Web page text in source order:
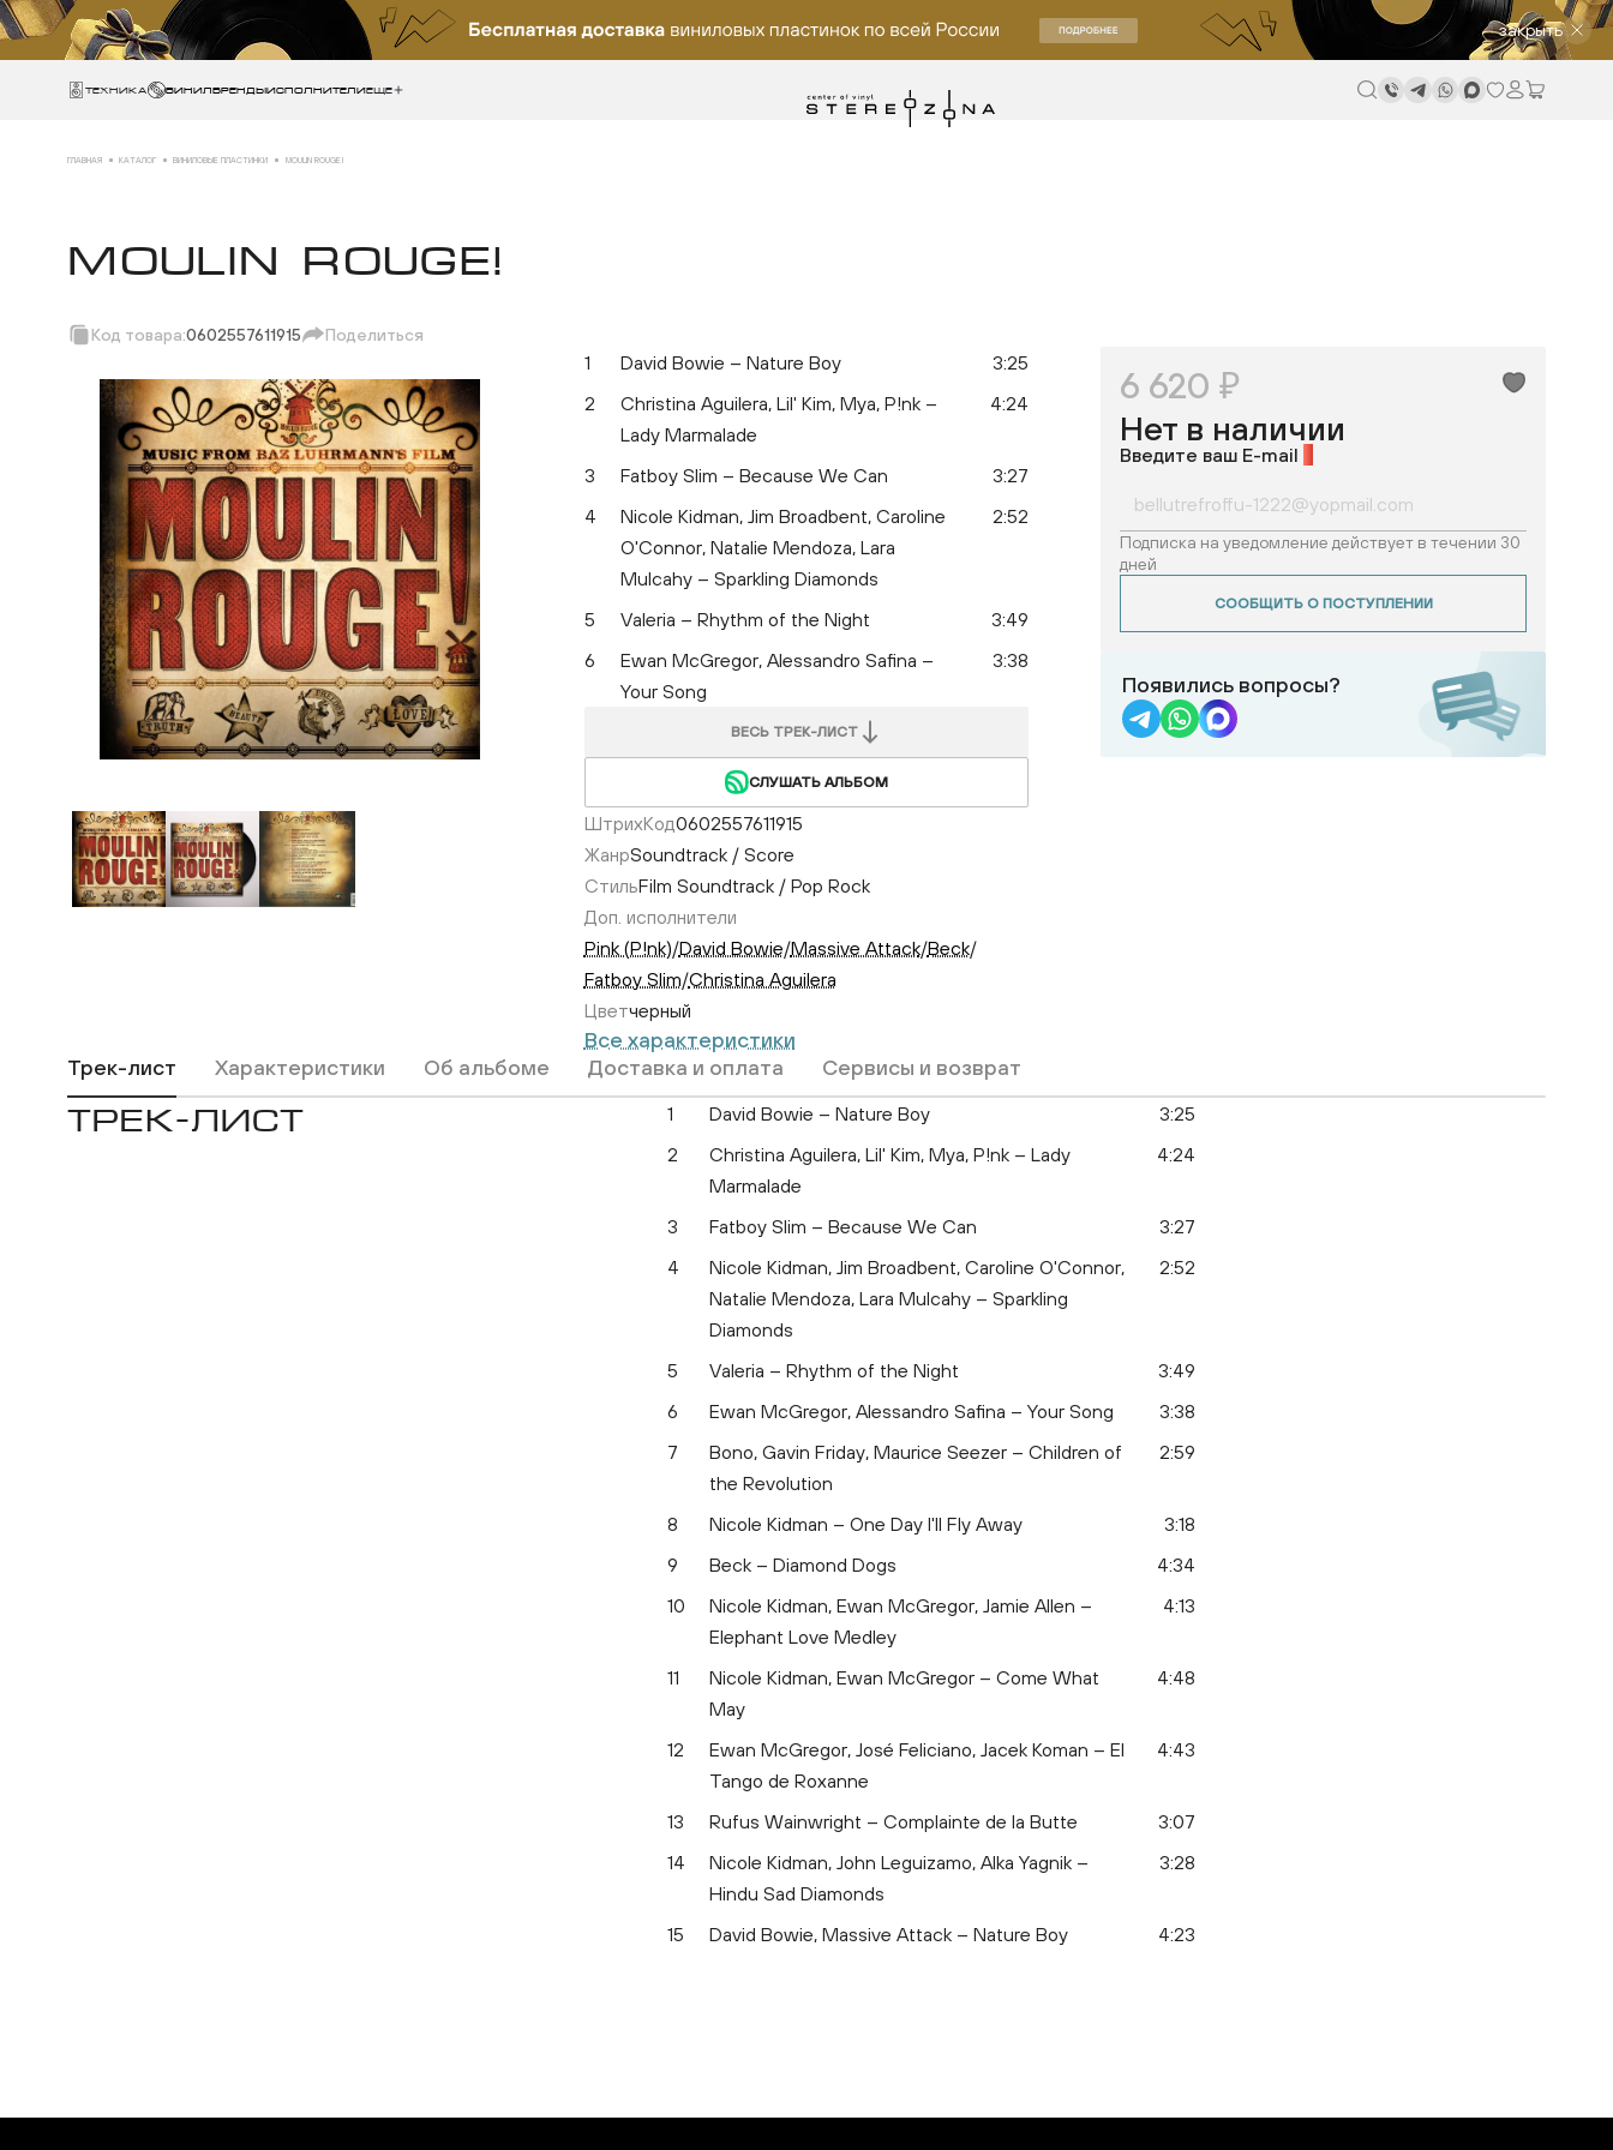
закрыть
Техника ВИНИЛБРЕНДЫИСПОЛНИТЕЛИЕще
ГЛАВНАЯ КАТАЛОГ ВИНИЛОВЫЕ ПЛАСТИНКИ MOULIN ROUGE!
MOULIN ROUGE!
Код товара:0602557611915 Поделиться
Скопировать ссылку
Вотсап
Телеграм
Макс
ВКонтакте
Одноклассники
1 David Bowie – Nature Boy
3:25
2
Christina Aguilera, Lil' Kim, Mya, P!nk –
Lady Marmalade
4:24
3 Fatboy Slim – Because We Can
3:27
4
Nicole Kidman, Jim Broadbent, Caroline
O'Connor, Natalie Mendoza, Lara
Mulcahy – Sparkling Diamonds
2:52
5 Valeria – Rhythm of the Night
3:49
6
Ewan McGregor, Alessandro Safina –
Your Song
3:38
ВЕСЬ ТРЕК-ЛИСТ
СЛУШАТЬ АЛЬБОМ
ШтрихКод0602557611915
ЖанрSoundtrack / Score
СтильFilm Soundtrack / Pop Rock
Доп. исполнители
Pink (P!nk)/David Bowie/Massive Attack/Beck/
Fatboy Slim/Christina Aguilera
Цветчерный
Все характеристики
6 620 ₽
Нет в наличии
Введите ваш E-mail
Подписка на уведомление действует в течении 30
дней
СООБЩИТЬ О ПОСТУПЛЕНИИ
Появились вопросы?
Трек-лист Характеристики Об альбоме Доставка и оплата Сервисы и возврат
ТРЕК-ЛИСТ 1 David Bowie – Nature Boy
3:25
2
Christina Aguilera, Lil' Kim, Mya, P!nk – Lady
Marmalade
4:24
3 Fatboy Slim – Because We Can
3:27
4
Nicole Kidman, Jim Broadbent, Caroline O'Connor,
Natalie Mendoza, Lara Mulcahy – Sparkling
Diamonds
2:52
5 Valeria – Rhythm of the Night
3:49
6
Ewan McGregor, Alessandro Safina – Your Song
3:38
7
Bono, Gavin Friday, Maurice Seezer – Children of
the Revolution
2:59
8 Nicole Kidman – One Day I'll Fly Away
3:18
9
Beck – Diamond Dogs
4:34
10
Nicole Kidman, Ewan McGregor, Jamie Allen –
Elephant Love Medley
4:13
11
Nicole Kidman, Ewan McGregor – Come What
May
4:48
12
Ewan McGregor, José Feliciano, Jacek Koman – El
Tango de Roxanne
4:43
13 Rufus Wainwright – Complainte de la Butte
3:07
14
Nicole Kidman, John Leguizamo, Alka Yagnik –
Hindu Sad Diamonds
3:28
15 David Bowie, Massive Attack – Nature Boy 4:23